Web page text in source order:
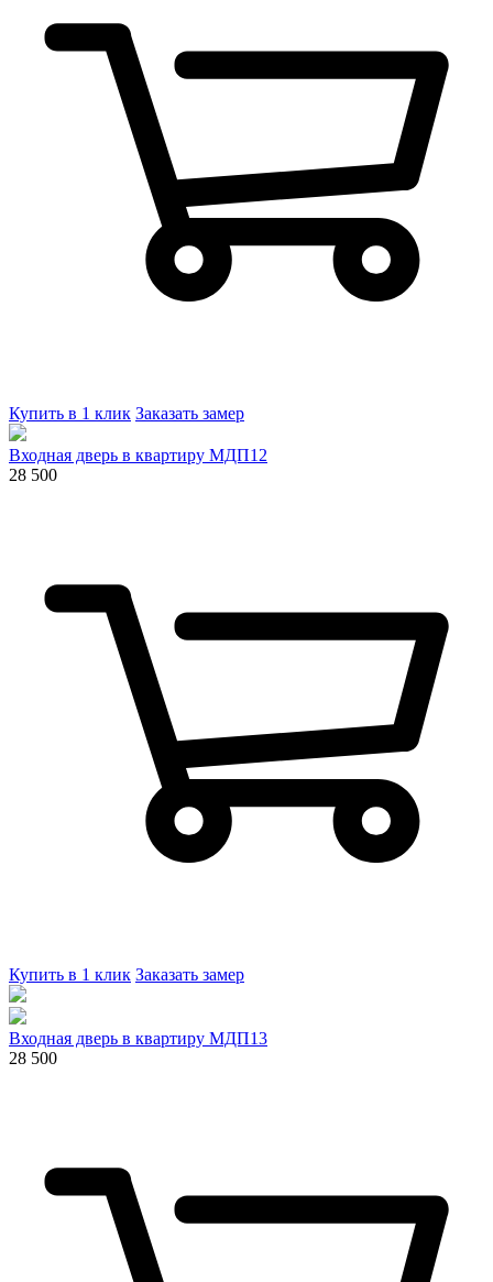
Купить в 1 клик Заказать замер
Входная дверь в квартиру МДП12
28 500
Купить в 1 клик Заказать замер
Входная дверь в квартиру МДП13
28 500